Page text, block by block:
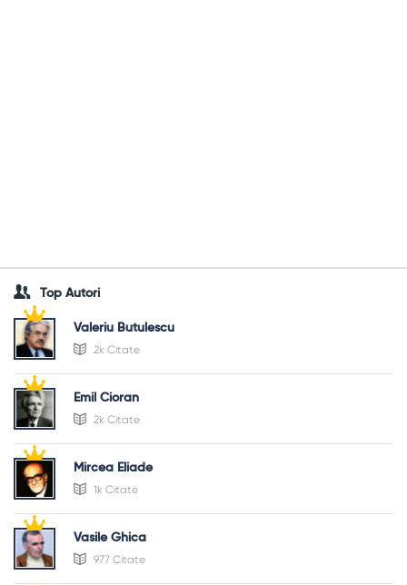
Top Autori
Valeriu Butulescu
2k Citate
Emil Cioran
2k Citate
Mircea Eliade
1k Citate
Vasile Ghica
977 Citate